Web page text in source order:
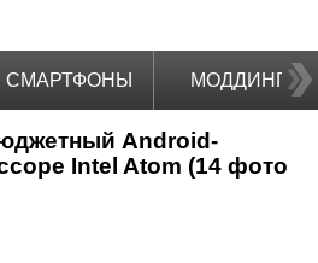
СМАРТФОНЫ МОДДИНГ
Android-
Intel Atom (14 фото